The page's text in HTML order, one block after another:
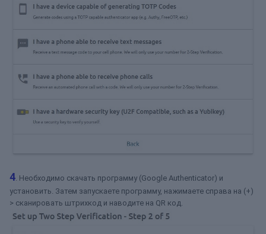
4. Необходимо скачать программу (Google Authenticator) и
установить. Затем запускаете программу, нажимаете справа на (+)
> сканировать штрихкод и наводите на QR код.